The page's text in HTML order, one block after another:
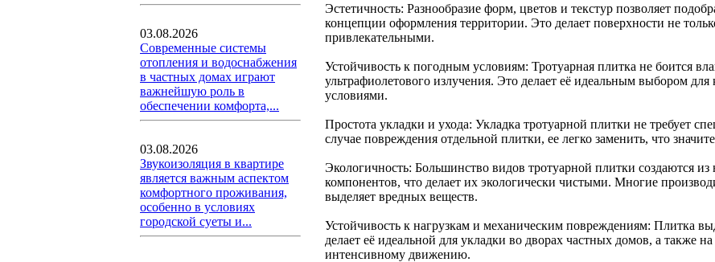
03.08.2026
Современные системы
отопления и водоснабжения
в частных домах играют
важнейшую роль в
обеспечении комфорта,...
03.08.2026
Звукоизоляция в квартире
является важным аспектом
комфортного проживания,
особенно в условиях
городской суеты и...
Эстетичность: Разнообразие форм, цветов и текстур позволяет
концепции оформления территории. Это делает поверхности не
привлекательными.
Устойчивость к погодным условиям: Тротуарная плитка не боится
ультрафиолетового излучения. Это делает её идеальным выбором
условиями.
Простота укладки и ухода: Укладка тротуарной плитки не требует
случае повреждения отдельной плитки, ее легко заменить, что
Экологичность: Большинство видов тротуарной плитки создаются
компонентов, что делает их экологически чистыми. Многие
выделяет вредных веществ.
Устойчивость к нагрузкам и механическим повреждениям: Плитка
делает её идеальной для укладки во дворах частных домов, а также
интенсивному движению.